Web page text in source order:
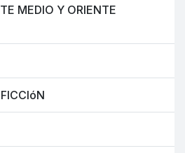
MEDIO Y ORIENTE